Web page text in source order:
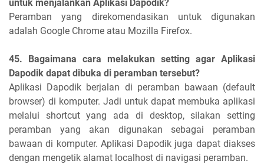
untuk menjalankan Aplikasi Dapodik?
Peramban yang direkomendasikan untuk digunakan
adalah Google Chrome atau Mozilla Firefox.
45. Bagaimana cara melakukan setting agar Aplikasi
Dapodik dapat dibuka di peramban tersebut?
Aplikasi Dapodik berjalan di peramban bawaan (default
browser) di komputer. Jadi untuk dapat membuka aplikasi
melalui shortcut yang ada di desktop, silakan setting
peramban yang akan digunakan sebagai peramban
bawaan di komputer. Aplikasi Dapodik juga dapat diakses
dengan mengetik alamat localhost di navigasi peramban.